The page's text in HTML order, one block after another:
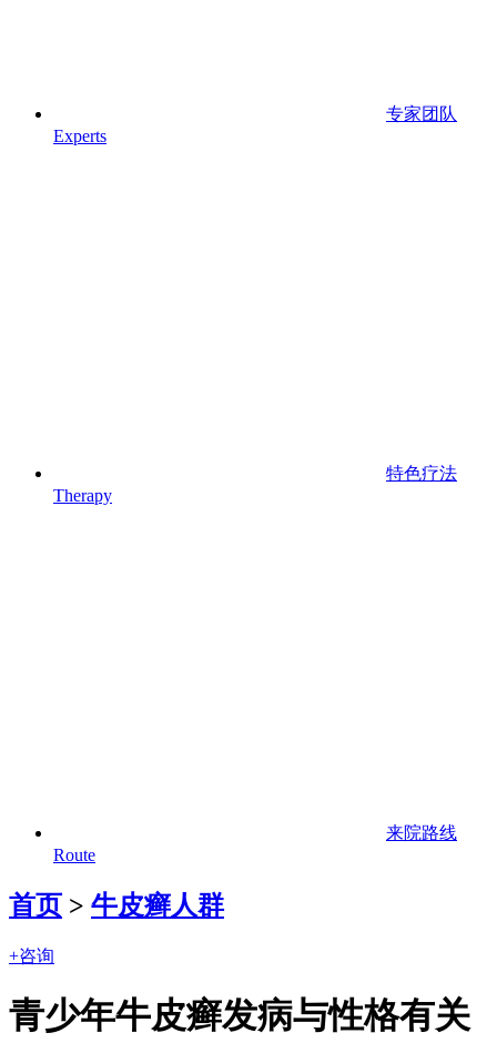
专家团队
Experts
特色疗法
Therapy
来院路线
Route
首页 > 牛皮癣人群
+咨询
青少年牛皮癣发病与性格有关